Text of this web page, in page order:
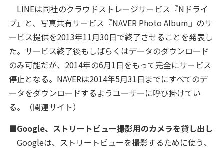
LINEは同社のクラウドストレージサービス『Nドライ
ブ』と、写真共有サービス『NAVER Photo Album』のサ
ービス提供を2013年11月30日で終了させることを発表し
た。サービス終了後もしばらくはデータのダウンロード
のみ可能だが、2014年の6月1日をもって完全にサービス
停止となる。NAVERは2014年5月31日までにすべてのデ
ータをダウンロードするようユーザーに呼び掛けてい
る。（関連サイト）
■Google、ストリートビュー撮影用のカメラを貸し出し
Googleは、ストリートビューを撮影するために使う、